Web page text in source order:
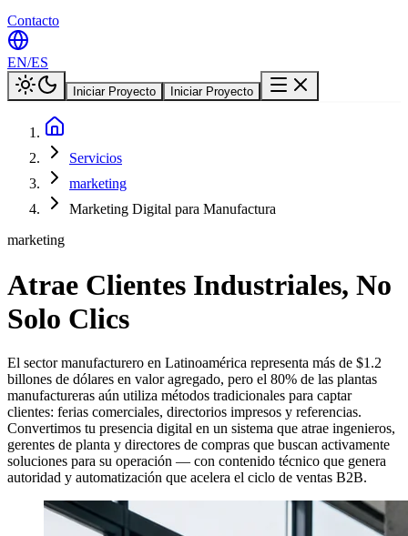
Contacto
EN/ES
Iniciar Proyecto Iniciar Proyecto
Servicios
marketing
Marketing Digital para Manufactura
marketing
Atrae Clientes Industriales, No
Solo Clics
El sector manufacturero en Latinoamérica representa más de $1.2
billones de dólares en valor agregado, pero el 80% de las plantas
manufactureras aún utiliza métodos tradicionales para captar
clientes: ferias comerciales, directorios impresos y referencias.
Convertimos tu presencia digital en un sistema que atrae ingenieros,
gerentes de planta y directores de compras que buscan activamente
soluciones para su operación — con contenido técnico que genera
autoridad y automatización que acelera el ciclo de ventas B2B.